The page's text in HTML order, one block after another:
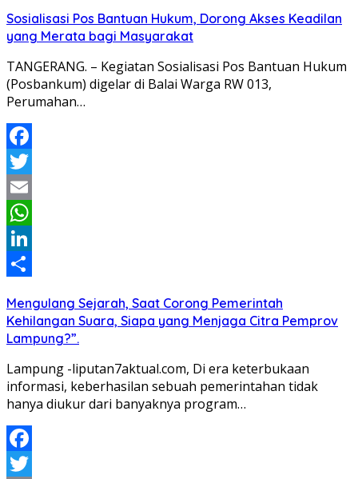
Sosialisasi Pos Bantuan Hukum, Dorong Akses Keadilan
yang Merata bagi Masyarakat
TANGERANG. – Kegiatan Sosialisasi Pos Bantuan Hukum
(Posbankum) digelar di Balai Warga RW 013,
Perumahan…
Facebook
Twitter
Email
WhatsApp
LinkedIn
Mengulang Sejarah, Saat Corong Pemerintah
Kehilangan Suara, Siapa yang Menjaga Citra Pemprov
Lampung?”.
Lampung -liputan7aktual.com, Di era keterbukaan
informasi, keberhasilan sebuah pemerintahan tidak
hanya diukur dari banyaknya program…
Facebook